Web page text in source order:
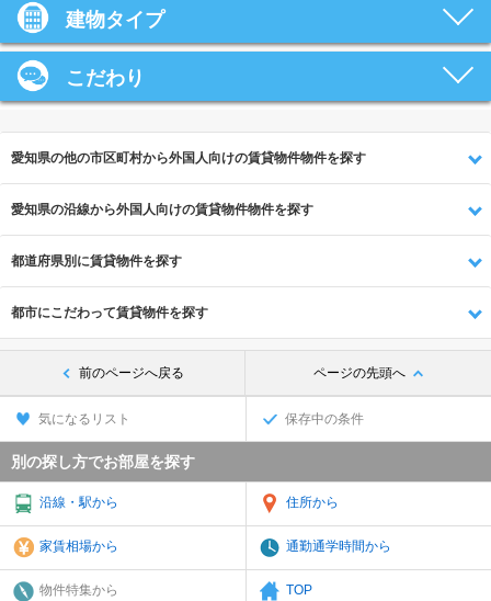
建物タイプ
こだわり
愛知県の他の市区町村から外国人向けの賃貸物件物件を探す
愛知県の沿線から外国人向けの賃貸物件物件を探す
都道府県別に賃貸物件を探す
都市にこだわって賃貸物件を探す
前のページへ戻る ページの先頭へ
気になるリスト 保存中の条件
別の探し方でお部屋を探す
沿線・駅から 住所から
家賃相場から 通勤通学時間から
物件特集から TOP